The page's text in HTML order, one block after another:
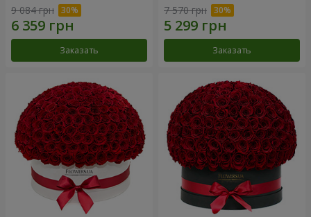
9 084 грн
Заказать
7 570 грн
Заказать